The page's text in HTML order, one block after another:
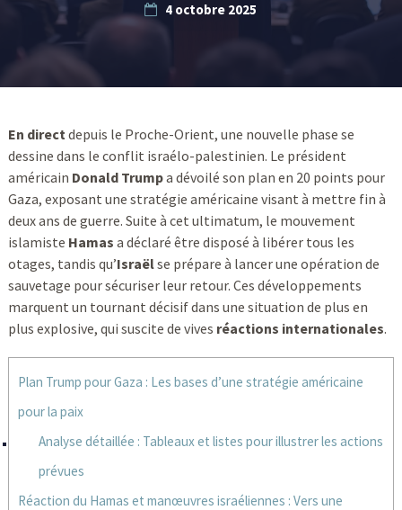
4 octobre 2025
En directdepuis le Proche-Orient, une nouvelle phase se
dessine dans le conflit israélo-palestinien. Le président
américain Donald Trumpa dévoilé son plan en 20 points pour
Gaza, exposant une stratégie américaine visant à mettre fin à
deux ans de guerre. Suite à cet ultimatum, le mouvement
islamiste Hamas a déclaré être disposé à libérer tous les
otages, tandis qu’Israëlse prépare à lancer une opération de
sauvetage pour sécuriser leur retour. Ces développements
marquent un tournant décisif dans une situation de plus en
plus explosive, qui suscite de vives réactions internationales.
Plan Trump pour Gaza : Les bases d’une stratégie américaine
pour la paix
Analyse détaillée : Tableaux et listes pour illustrer les actions
prévues
Réaction du Hamas et manœuvres israéliennes : Vers une